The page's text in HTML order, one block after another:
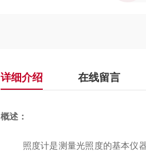
详细介绍 在线留言
概述：
照度计是测量光照度的基本仪器